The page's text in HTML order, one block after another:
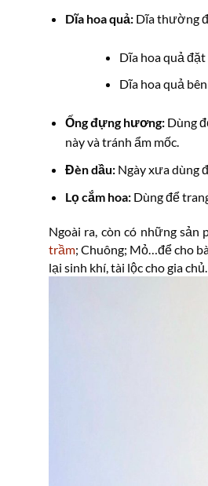
Dĩa hoa quả:Dĩa thường
Dĩa hoa quả
Dĩa hoa quả
Ống đựng hương:Dùng
này và tránh ẩm mốc.
Đèn dầu: Ngày xưa dùng
Lọ cắm hoa:Dùng để
Ngoài ra, còn có những
trầm; Chuông; Mỏ…để cho
lại sinh khí, tài lộc cho gia